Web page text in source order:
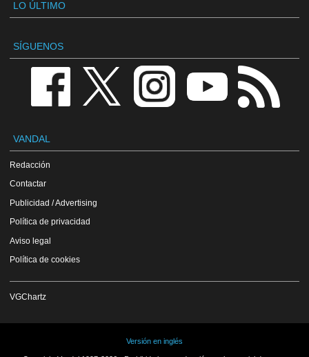
LO ÚLTIMO
SÍGUENOS
VANDAL
Redacción
Contactar
Publicidad / Advertising
Política de privacidad
Aviso legal
Política de cookies
VGChartz
Versión en inglés